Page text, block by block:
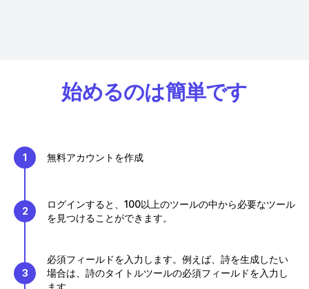
始めるのは簡単です
1 無料アカウントを作成
2
ログインすると、100以上のツールの中から必要なツール
を見つけることができます。
3
必須フィールドを入力します。例えば、詩を生成したい
場合は、詩のタイトルツールの必須フィールドを入力し
ます。